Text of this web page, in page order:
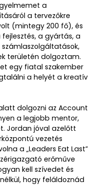
a
a tervezőkre
(mintegy 200 fő), és
a gyártás, a
területén dolgoztam.
egy fiatal szakember
a helyét a kreatív
dolgozni az Account
a legjobb mentor,
Jordan jóval azelőtt
vezetés
a „Leaders Eat Last”
erőműve
kell szívedet és
hogy feláldoznád